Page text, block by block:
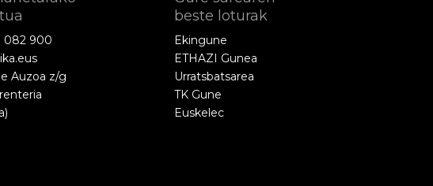
082 900
Auzoa z/g
beste loturak
Ekingune
ETHAZI Gunea
Urratsbatsarea
TK Gune
Euskelec